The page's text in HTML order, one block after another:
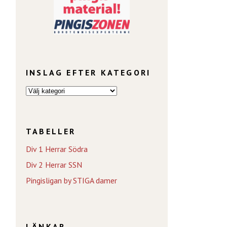
INSLAG EFTER KATEGORI
TABELLER
Div 1 Herrar Södra
Div 2 Herrar SSN
Pingisligan by STIGA damer